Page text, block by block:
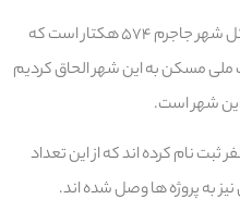
میرکریمی در این بازدید گفت: مساحت کل شهر جاجرم ۵۷۴ هکتار است که
نهضت ملی مسکن به این شهر الحاق کردیم
این شهر است.
افزود: تاکنون در شهر جاجرم ۵۰۴۰ نفر ثبت نام کرده اند که از این تعداد